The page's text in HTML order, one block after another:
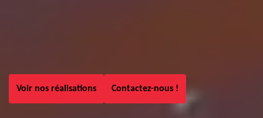
Voir nos réalisations Contactez-nous !